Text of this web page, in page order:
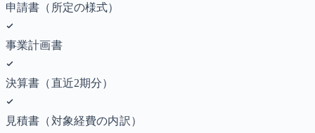
申請書（所定の様式）
事業計画書
決算書（直近2期分）
見積書（対象経費の内訳）